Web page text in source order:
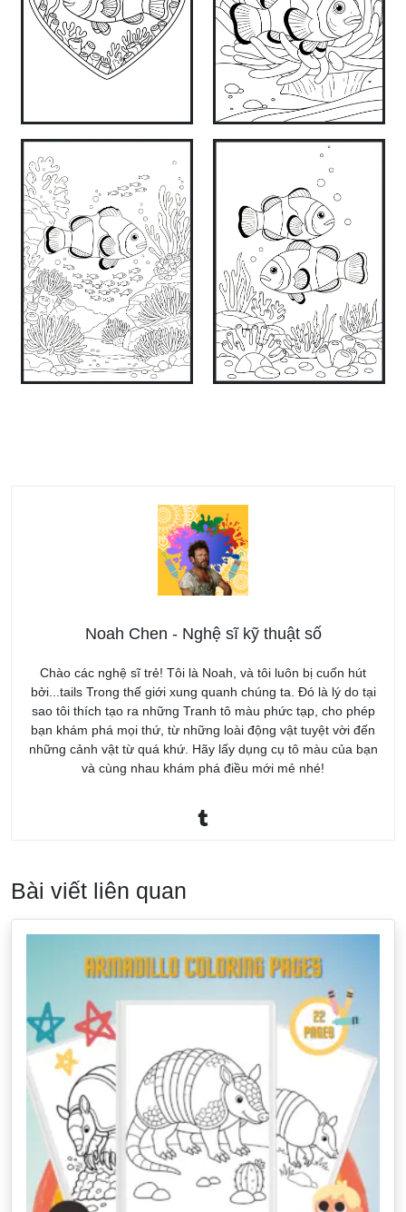
Noah Chen - Nghệ sĩ kỹ thuật số
Chào các nghệ sĩ trẻ! Tôi là Noah, và tôi luôn bị cuốn hút
bởi...tails Trong thế giới xung quanh chúng ta. Đó là lý do tại
sao tôi thích tạo ra những Tranh tô màu phức tạp, cho phép
bạn khám phá mọi thứ, từ những loài động vật tuyệt vời đến
những cảnh vật từ quá khứ. Hãy lấy dụng cụ tô màu của bạn
và cùng nhau khám phá điều mới mẻ nhé!
Bài viết liên quan